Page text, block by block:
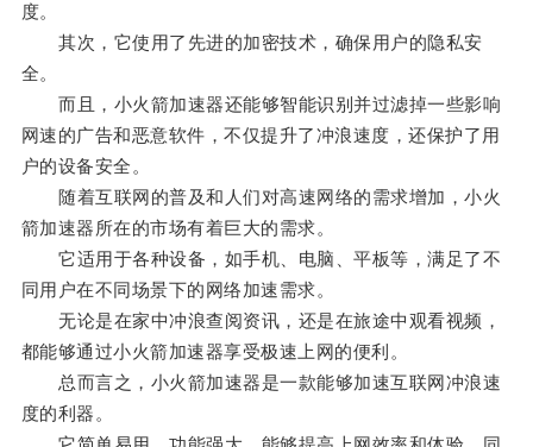
度。
其次，它使用了先进的加密技术，确保用户的隐私安
全。
而且，小火箭加速器还能够智能识别并过滤掉一些影响
网速的广告和恶意软件，不仅提升了冲浪速度，还保护了用
户的设备安全。
随着互联网的普及和人们对高速网络的需求增加，小火
箭加速器所在的市场有着巨大的需求。
它适用于各种设备，如手机、电脑、平板等，满足了不
同用户在不同场景下的网络加速需求。
无论是在家中冲浪查阅资讯，还是在旅途中观看视频，
都能够通过小火箭加速器享受极速上网的便利。
总而言之，小火箭加速器是一款能够加速互联网冲浪速
度的利器。